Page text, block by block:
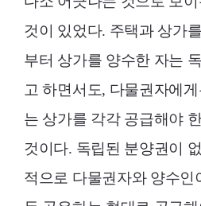
것이 있었다. 주택과 상가
부터 상가를 양수한 자는
고 하면서도, 다물권자에
는 상가를 각각 공급해야
것이다. 독립된 분양권이
적으로 다물권자와 양수인